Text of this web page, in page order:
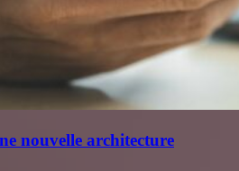
nouvelle architecture